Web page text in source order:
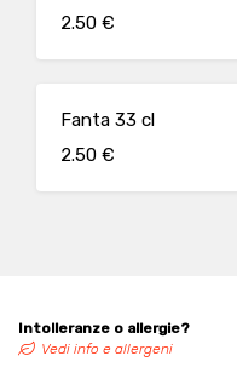
2.50 €
Fanta 33 cl
2.50 €
Intolleranze o allergie?
Vedi info e allergeni